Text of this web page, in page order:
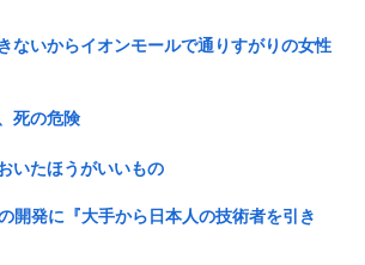
特定少年・川口侑斗被告に「無期懲役」の
講師の男を逮捕 18歳未満女児のわいせつ
ないからイオンモールで通りすがりの女性
死の危険
いたほうがいいもの
開発に『大手から日本人の技術者を引き